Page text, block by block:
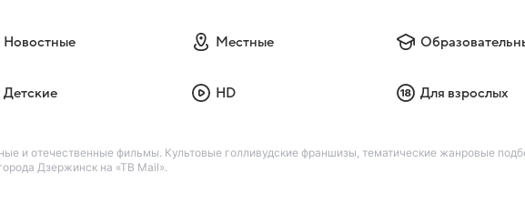
Новостные Местные
Детские HD Для взрослых
и отечественные фильмы. Культовые голливудские франшизы, тематические жанровые
Дзержинск на «ТВ Mail».